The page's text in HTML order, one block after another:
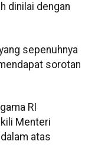
dinilai dengan
sepenuhnya
sorotan
RI
Menteri
atas